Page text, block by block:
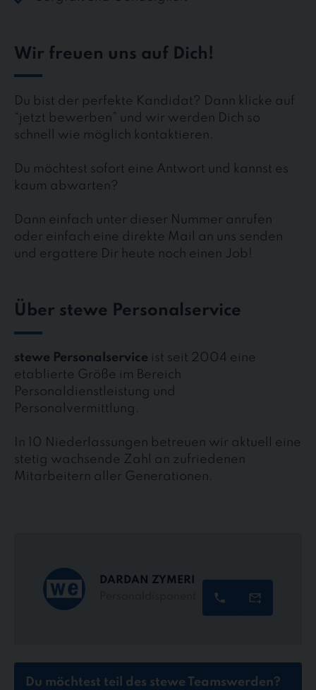
Wir freuen uns auf Dich!
Du bist der perfekte Kandidat? Dann klicke auf
“jetzt bewerben” und wir werden Dich so
schnell wie möglich kontaktieren.
Du möchtest sofort eine Antwort und kannst es
kaum abwarten?
Dann einfach unter dieser Nummer anrufen
oder einfach eine direkte Mail an uns senden
und ergattere Dir heute noch einen Job!
Über stewe Personalservice
stewe Personalservice ist seit 2004 eine
etablierte Größe im Bereich
Personaldienstleistung und
Personalvermittlung.
In 10 Niederlassungen betreuen wir aktuell eine
stetig wachsende Zahl an zufriedenen
Mitarbeitern aller Generationen.
DARDAN ZYMERI
Du möchtest teil des stewe Teamswerden?